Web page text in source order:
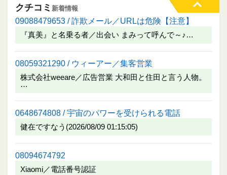
クチコミ 新着情報
09088479653 / 詐欺メール／URLは危険【注意】
『真美』と名乗る者／出会い まみって呼んで～♪…
08059321290 / ウィーアー／集客営業
株式会社weeare／広告営業 大和田と住田と言う人物。
…
0648674808 / 宇宙のパワーを受けられる電話
健在ですなう(2026/08/09 01:15:05)
08094674792
Xiaomi／電話番号認証